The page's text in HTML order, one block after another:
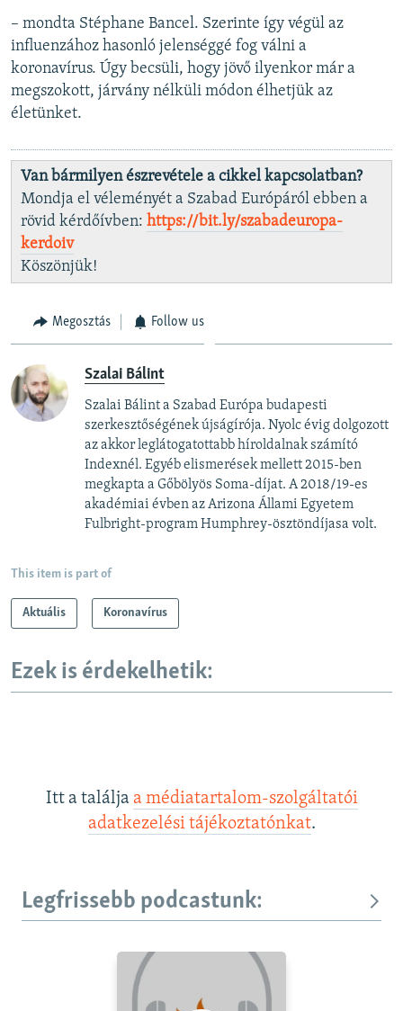
– mondta Stéphane Bancel. Szerinte így végül az
influenzához hasonló jelenséggé fog válni a
koronavírus. Úgy becsüli, hogy jövő ilyenkor már a
megszokott, járvány nélküli módon élhetjük az
életünket.
Van bármilyen észrevétele a cikkel kapcsolatban?
Mondja el véleményét a Szabad Európáról ebben a
rövid kérdőívben: https://bit.ly/szabadeuropa-
kerdoiv
Köszönjük!
Megosztás Follow us
Szalai Bálint
Szalai Bálint a Szabad Európa budapesti
szerkesztőségének újságírója. Nyolc évig dolgozott
az akkor leglátogatottabb híroldalnak számító
Indexnél. Egyéb elismerések mellett 2015-ben
megkapta a Gőbölyös Soma-díjat. A 2018/19-es
akadémiai évben az Arizona Állami Egyetem
Fulbright-program Humphrey-ösztöndíjasa volt.
This item is part of
Aktuális Koronavírus
Ezek is érdekelhetik:
Itt a találja a médiatartalom-szolgáltatói
adatkezelési tájékoztatónkat.
Legfrissebb podcastunk: